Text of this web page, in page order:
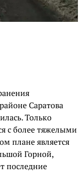
Саратова
Только
с более тяжелыми
плане является
Горной,
последние